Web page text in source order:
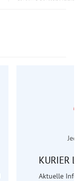
KURIER
Aktuelle